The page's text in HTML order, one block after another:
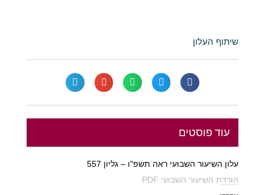
שיתוף העלון
עוד פוסטים
עלון השיעור השבועי ראה תשפ"ו – גליון 557
הורדת השיעור השבועי PDF